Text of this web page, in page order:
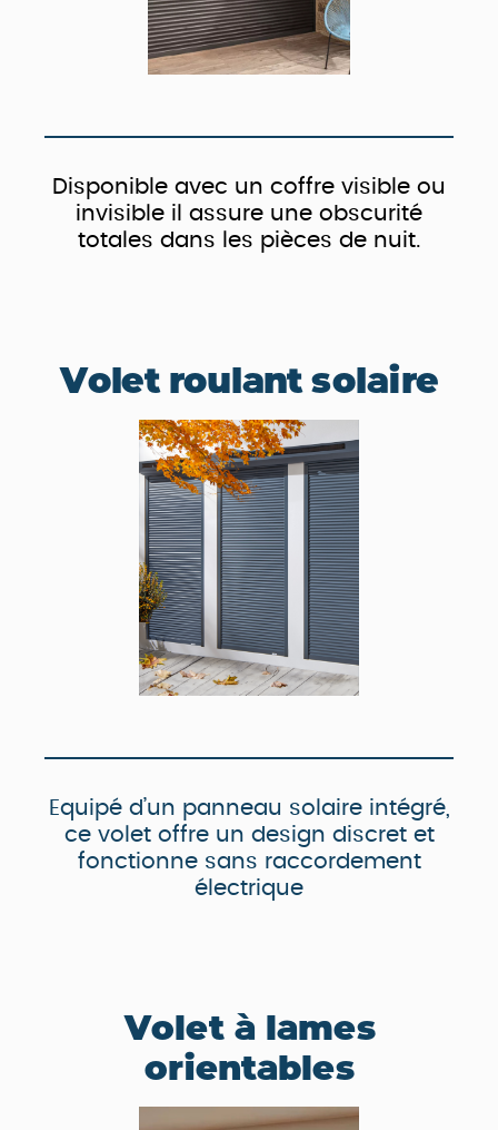
Disponible avec un coffre visible ou
invisible il assure une obscurité
totales dans les pièces de nuit.
Volet roulant solaire
Equipé d’un panneau solaire intégré,
ce volet offre un design discret et
fonctionne sans raccordement
électrique
Volet à lames
orientables